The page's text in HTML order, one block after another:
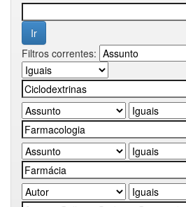
Filtros correntes: